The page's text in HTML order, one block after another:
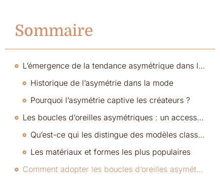
Sommaire
L’émergence de la tendance asymétrique dans la mode
Historique de l’asymétrie dans la mode
Pourquoi l’asymétrie captive les créateurs ?
Les boucles d’oreilles asymétriques : un accessoire phare
Qu’est-ce qui les distingue des modèles classiques ?
Les matériaux et formes les plus populaires
Comment adopter les boucles d’oreilles asymétriques ?